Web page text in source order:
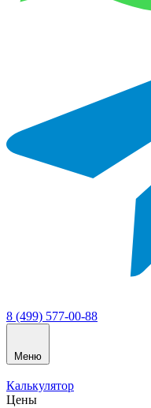
8 (499) 577-00-88
Меню
Калькулятор
Цены